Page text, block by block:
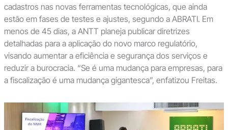
cadastros nas novas ferramentas tecnológicas, que ainda
estão em fases de testes e ajustes, segundo a ABRATI. Em
menos de 45 dias, a ANTT planeja publicar diretrizes
detalhadas para a aplicação do novo marco regulatório,
visando aumentar a eficiência e segurança dos serviços e
reduzir a burocracia. “Se é uma mudança para empresas, para
a fiscalização é uma mudança gigantesca”, enfatizou Freitas.